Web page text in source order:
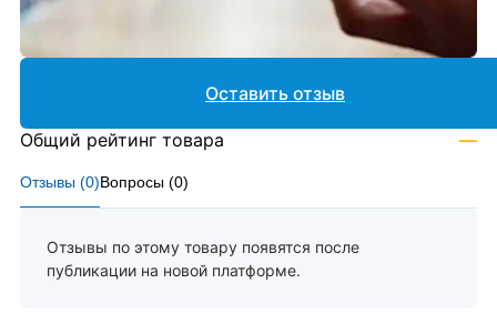
Отзывы (0)Вопросы (0)
Отзывы по этому товару появятся после
публикации на новой платформе.
Оставить отзыв
Общий рейтинг товара —